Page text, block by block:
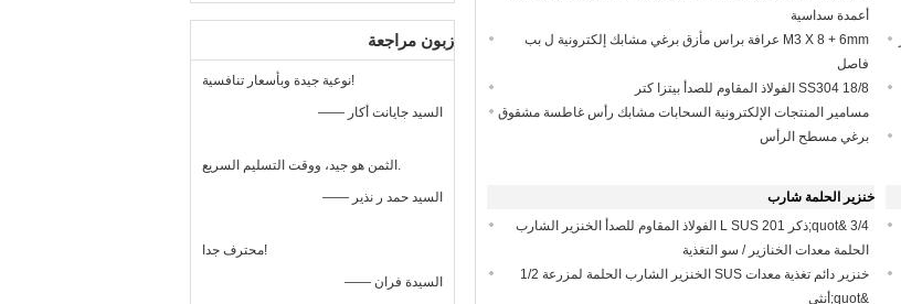
زبون مراجعة
نوعية جيدة وبأسعار تنافسية!
—— السيد جايانت أكار
الثمن هو جيد، ووقت التسليم السريع.
—— السيد حمد ر نذير
محترف جدا!
—— السيدة فران
أعمدة سداسية
M3 X 8 + 6mm عرافة براس مأزق برغي مشابك إلكترونية ل بب
فاصل
18/8 SS304 الفولاذ المقاوم للصدأ بيتزا كتر
مسامير المنتجات الإلكترونية السحابات مشابك رأس غاطسة مشقوق
برغي مسطح الرأس
خنزير الحلمة شارب
3/4 &quot;ذكر L SUS 201 الفولاذ المقاوم للصدأ الخنزير الشارب
الحلمة معدات الخنازير / سو التغذية
خنزير دائم تغذية معدات SUS الخنزير الشارب الحلمة لمزرعة 1/2
&quot;أنثى